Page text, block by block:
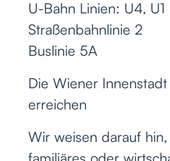
U-Bahn Linien: U4,
Straßenbahnlinie 2
Buslinie 5A
Die Wiener
erreichen
Wir weisen darauf